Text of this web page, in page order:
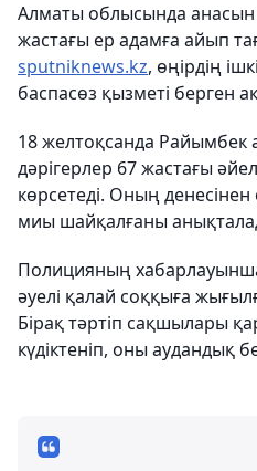
Алматы облысында
жастағы ер адамға айып
sputniknews.kz, өңірдің
баспасөз қызметі берген
18 желтоқсанда Райымбек
дәрігерлер 67 жастағы
көрсетеді. Оның
миы шайқалғаны
Полицияның
әуелі қалай соққыға
Бірақ тәртіп сақшылары
күдіктеніп, оны аудандық